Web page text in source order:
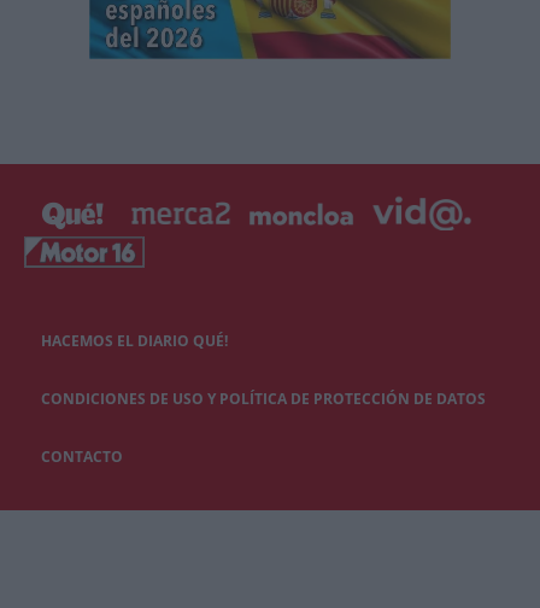
HACEMOS EL DIARIO QUÉ!
CONDICIONES DE USO Y POLÍTICA DE PROTECCIÓN DE DATOS
CONTACTO